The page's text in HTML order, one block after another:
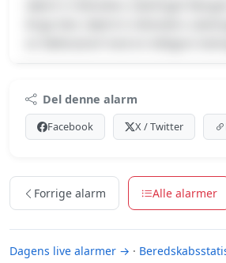
Premium indhold
Log ind med Premium for at se
Se Premium-muligheder
Del denne alarm
Facebook X / Twitter
Forrige alarm Alle alarmer
Dagens live alarmer → ·